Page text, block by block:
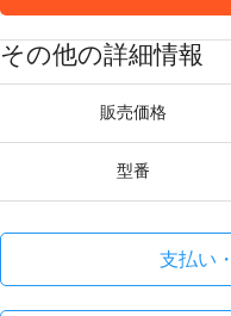
その他の詳細情報
販売価格
型番
支払い